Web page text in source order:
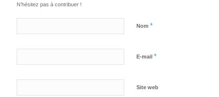
N’hésitez pas à contribuer !
Nom *
E-mail *
Site web